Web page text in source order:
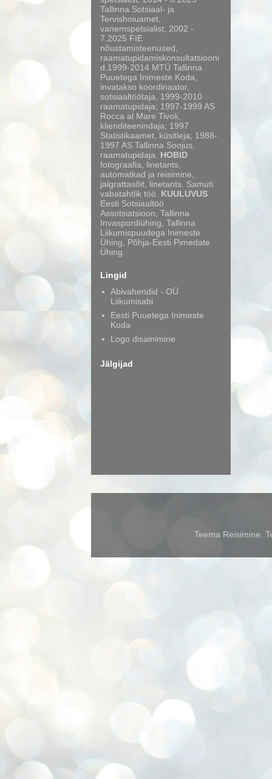
Tallinna Sotsiaal- ja
Tervishoiuamet,
vanemspetsialist; 2002 -
7.2025 FIE
nõustamisteenused,
raamatupidamiskonsultatsiooni
d.1999-2014 MTÜ Tallinna
Puuetega Inimeste Koda,
invatakso koordinaator,
sotsiaaltöötaja, 1999-2010
raamatupidaja; 1997-1999 AS
Rocca al Mare Tivoli,
klienditeenindaja; 1997
Statistikaamet, küsitleja; 1988-
1997 AS Tallinna Soojus,
raamatupidaja. HOBID
fotograafia, linetants,
automatkad ja reisimine,
jalgrattasõit, linetants. Samuti
vabatahtlik töö. KUULUVUS
Eesti Sotsiaaltöö
Assotsiatsioon, Tallinna
Invaspordiühing, Tallinna
Liikumispuudega Inimeste
Ühing, Põhja-Eesti Pimedate
Ühing.
Lingid
Abivahendid - OÜ
Liikumisabi
Eesti Puuetega Inimeste
Koda
Logo disainimine
Jälgijad
Teema Reisimine.